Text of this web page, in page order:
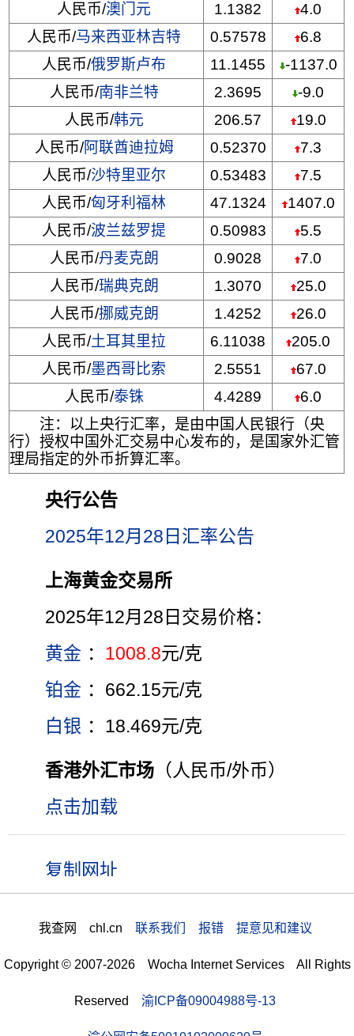
人民币/澳门元 1.1382
4.0
人民币/马来西亚林吉特 0.57578
6.8
人民币/俄罗斯卢布 11.1455
-1137.0
人民币/南非兰特 2.3695
-9.0
人民币/韩元 206.57
19.0
人民币/阿联酋迪拉姆 0.52370
7.3
人民币/沙特里亚尔 0.53483
7.5
人民币/匈牙利福林 47.1324
1407.0
人民币/波兰兹罗提 0.50983
5.5
人民币/丹麦克朗 0.9028
7.0
人民币/瑞典克朗 1.3070
25.0
人民币/挪威克朗 1.4252
26.0
人民币/土耳其里拉 6.11038
205.0
人民币/墨西哥比索 2.5551
67.0
人民币/泰铢 4.4289
6.0
注：以上央行汇率，是由中国人民银行（央
行）授权中国外汇交易中心发布的，是国家外汇管
理局指定的外币折算汇率。
央行公告
2025年12月28日汇率公告
上海黄金交易所
2025年12月28日交易价格：
黄金 ： 1008.8元/克
铂金 ：662.15元/克
白银 ：18.469元/克
香港外汇市场 （人民币/外币）
点击加载
我查网 chl.cn 联系我们 报错 提意见和建议
Copyright © 2007-2026 Wocha Internet Services All Rights
Reserved 渝ICP备09004988号-13